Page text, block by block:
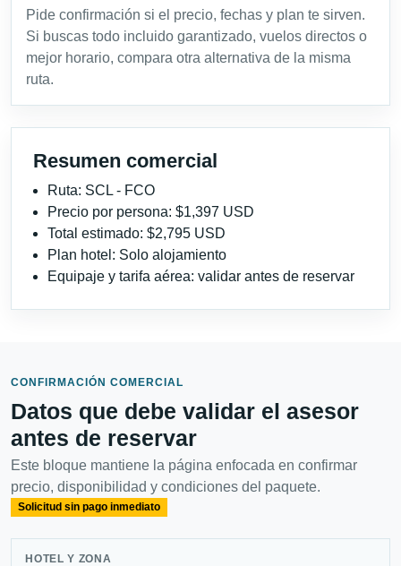
Pide confirmación si el precio, fechas y plan te sirven.
Si buscas todo incluido garantizado, vuelos directos o
mejor horario, compara otra alternativa de la misma
ruta.
Resumen comercial
Ruta: SCL - FCO
Precio por persona: $1,397 USD
Total estimado: $2,795 USD
Plan hotel: Solo alojamiento
Equipaje y tarifa aérea: validar antes de reservar
CONFIRMACIÓN COMERCIAL
Datos que debe validar el asesor
antes de reservar
Este bloque mantiene la página enfocada en confirmar
precio, disponibilidad y condiciones del paquete.
Solicitud sin pago inmediato
HOTEL Y ZONA